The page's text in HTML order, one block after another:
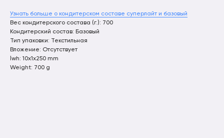
Узнать больше о кондитерском составе суперлайт и базовый
Вес кондитерского состава (г.): 700
Кондитерский состав: Базовый
Тип упаковки: Текстильная
Вложение: Отсутствует
lwh: 10x1x250 mm
Weight: 700 g